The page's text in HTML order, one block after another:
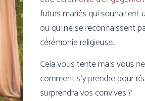
futurs mariés qui souhaitent
ou qui ne se reconnaissent
cérémonie religieuse.
Cela vous tente mais vous
comment s’y prendre pour
surprendra vos convives ?